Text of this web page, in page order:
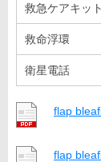
救急ケアキット
救命浮環
衛星電話
flap
flap